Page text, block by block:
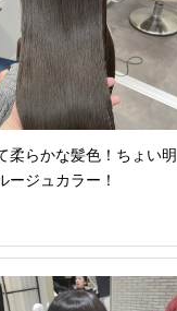
柔らかな髪色！ちょい明
ージュカラー！